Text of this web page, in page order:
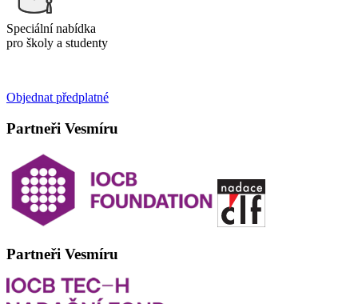
Speciální nabídka
pro školy a studenty
Objednat předplatné
Partneři Vesmíru
Partneři Vesmíru